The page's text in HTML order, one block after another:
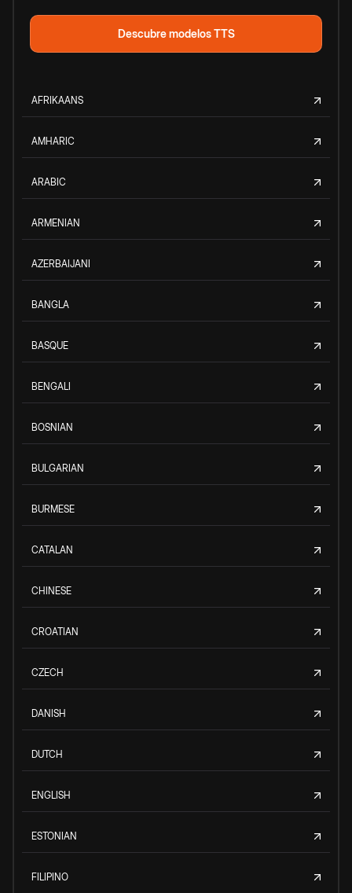
Descubre modelos TTS
AFRIKAANS
AMHARIC
ARABIC
ARMENIAN
AZERBAIJANI
BANGLA
BASQUE
BENGALI
BOSNIAN
BULGARIAN
BURMESE
CATALAN
CHINESE
CROATIAN
CZECH
DANISH
DUTCH
ENGLISH
ESTONIAN
FILIPINO